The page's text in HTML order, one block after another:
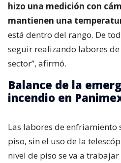
hizo una medición con
mantienen una
está dentro del rango. De
seguir realizando labores
sector”, afirmó.
Balance de la
incendio en
Las labores de enfriamiento
piso, sin el uso de la
nivel de piso se va a